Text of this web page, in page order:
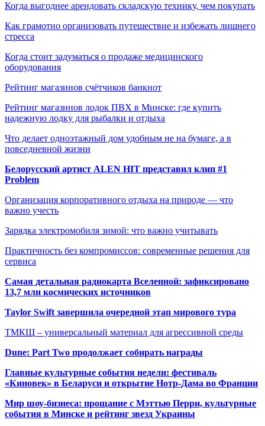
Когда выгоднее арендовать складскую технику, чем покупать
Как грамотно организовать путешествие и избежать лишнего
стресса
Когда стоит задуматься о продаже медицинского
оборудования
Рейтинг магазинов счётчиков банкнот
Рейтинг магазинов лодок ПВХ в Минске: где купить
надежную лодку для рыбалки и отдыха
Что делает одноэтажный дом удобным не на бумаге, а в
повседневной жизни
Белорусский артист ALEN HIT представил клип #1
Problem
Организация корпоративного отдыха на природе — что
важно учесть
Зарядка электромобиля зимой: что важно учитывать
Практичность без компромиссов: современные решения для
сервиса
Самая детальная радиокарта Вселенной: зафиксировано
13,7 млн космических источников
Taylor Swift завершила очередной этап мирового тура
ТМКЩ – универсальный материал для агрессивной среды
Dune: Part Two продолжает собирать награды
Главные культурные события недели: фестиваль
«Киновек» в Беларуси и открытие Нотр-Дама во Франции
Мир шоу-бизнеса: прощание с Мэттью Перри, культурные
события в Минске и рейтинг звезд Украины